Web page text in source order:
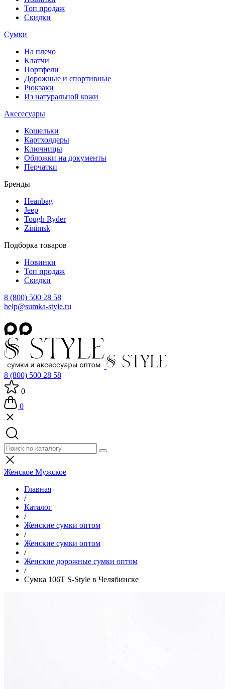
Топ продаж
Скидки
Сумки
На плечо
Клатчи
Портфели
Дорожные и спортивные
Рюкзаки
Из натуральной кожи
Акссесуары
Кошельки
Картхолдеры
Ключницы
Обложки на документы
Перчатки
Бренды
Heanbag
Jeep
Tough Ryder
Zinimsk
Подборка товаров
Новинки
Топ продаж
Скидки
8 (800) 500 28 58
help@sumka-style.ru
8 (800) 500 28 58
0
0
Женское Мужское
Главная
/
Каталог
/
Женские сумки оптом
/
Женские сумки оптом
/
Женские дорожные сумки оптом
/
Сумка 106T S-Style в Челябинске